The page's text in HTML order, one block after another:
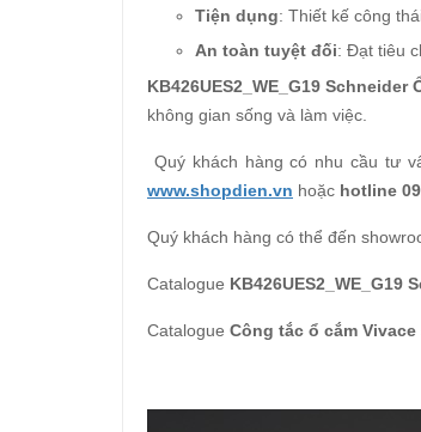
Tiện dụng: Thiết kế công
An toàn tuyệt đối: Đạt tiêu
KB426UES2_WE_G19
không gian sống và làm việc.
Quý khách hàng có nhu cầu tư
www.shopdien.vn hoặc hotline
Quý khách hàng có thể đến
Catalogue KB426UES2_WE_G19
Catalogue Công tắc ổ cắm